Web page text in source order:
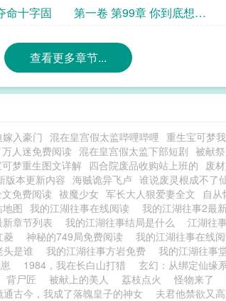
命十字固
第一卷 第99章 你到底想要
查看更多章节...
入豪门 混在皇宫假太监哔哩哔哩 重生宝可梦
人迷免费阅读 混在皇宫假太监下部短剧 被献
梦重生图文详解 四合院废品收购站上班的 废
版本更新内容 海贼诡异飞卢 谁说废灵根成不了
免费阅读 袚魔少女 军长大人狠爱妻全文 自
地图 我的江湖往事在线阅读 我的江湖往事2最
章节列表 我的江湖往事结局是什么 江湖往
菱 神秘的749局免费阅读 我的江湖往事在线
头是谁 我的江湖往事方岩免费 我的江湖往事
1984，我在长白山打猎 玄幻：从绑定仙缘
背尸匠 被献上的美人 荔枝点火 怪物来了
通古今，我成了落魄皇子的神女 夫君他禁欲又